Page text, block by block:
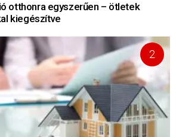
otthonra egyszerűen – ötletek
kiegészítve